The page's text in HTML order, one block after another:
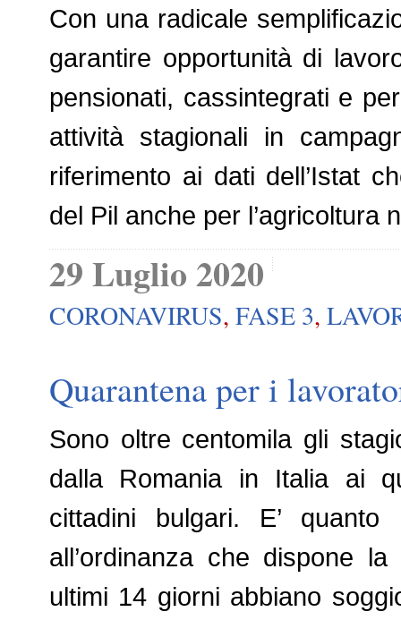
Con una radicale
garantire opportunità di
pensionati, cassintegrati e
attività stagionali in
riferimento ai dati dell’Istat
del Pil anche per
29 Luglio 2020
CORONAVIRUS, FASE 3,
Quarantena per i
Sono oltre centomila gli
dalla Romania in Italia ai
cittadini bulgari. E’
all’ordinanza che dispone
ultimi 14 giorni abbiano